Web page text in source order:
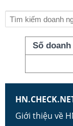
Số
Giới thiệu về